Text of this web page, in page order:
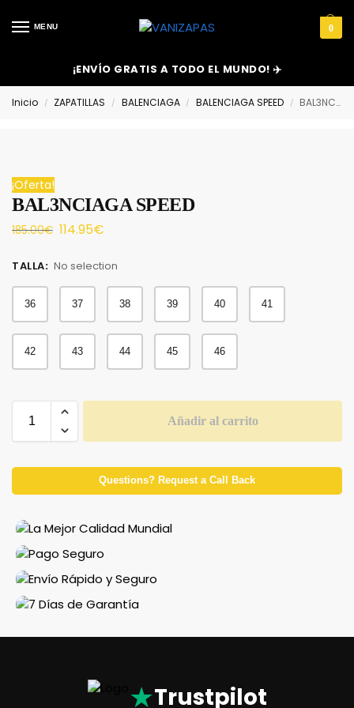
MENU 0
¡ENVÍO GRATIS A TODO EL MUNDO! ✈️
Inicio / ZAPATILLAS / BALENCIAGA / BALENCIAGA SPEED / BAL3NCIAGA SPEED
¡Oferta!
BAL3NCIAGA SPEED
185.00€ 114.95€
TALLA: No selection
36 37 38 39 40 41
42 43 44 45 46
Añadir al carrito
Questions? Request a Call Back
★Trustpilot